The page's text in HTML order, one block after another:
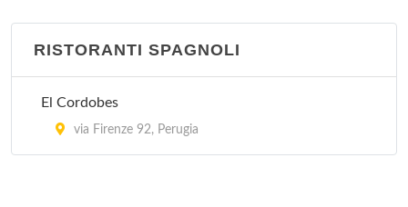
RISTORANTI SPAGNOLI
El Cordobes
via Firenze 92, Perugia